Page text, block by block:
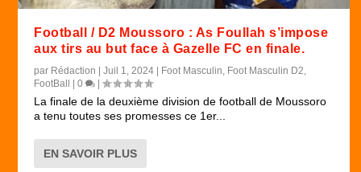
Football / D2 Moussoro : As Foullah s’impose
aux tirs au but face à Gazelle FC en finale.
par Rédaction |Juil 1, 2024 Foot Masculin, Foot Masculin D2,
FootBall
|0 |
La finale de la deuxième division de football de Moussoro
a tenu toutes ses promesses ce 1er...
EN SAVOIR PLUS